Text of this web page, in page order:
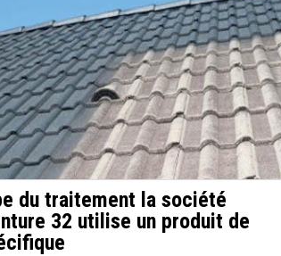
du traitement la société
32 utilise un produit de